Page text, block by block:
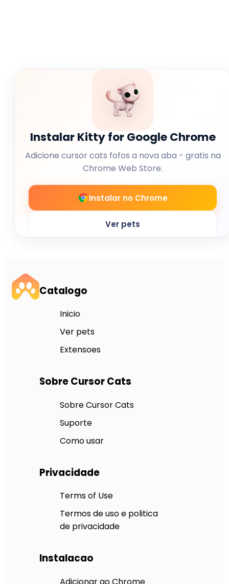
Instalar Kitty for Google Chrome
Adicione cursor cats fofos a nova aba - gratis na
Chrome Web Store.
Instalar no Chrome
Ver pets
Catalogo
Inicio
Ver pets
Extensoes
Sobre Cursor Cats
Sobre Cursor Cats
Suporte
Como usar
Privacidade
Terms of Use
Termos de uso e politica
de privacidade
Instalacao
Adicionar ao Chrome